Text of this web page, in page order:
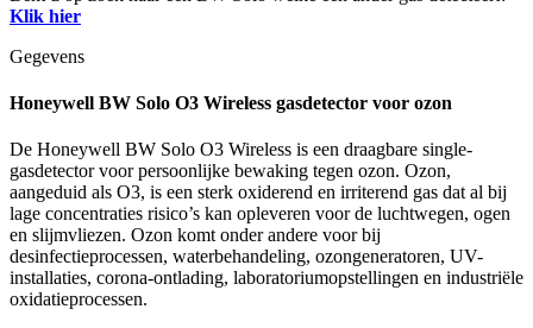
Klik hier
Gegevens
Honeywell BW Solo O3 Wireless gasdetector voor ozon
De Honeywell BW Solo O3 Wireless is een draagbare single-
gasdetector voor persoonlijke bewaking tegen ozon. Ozon,
aangeduid als O3, is een sterk oxiderend en irriterend gas dat al bij
lage concentraties risico’s kan opleveren voor de luchtwegen, ogen
en slijmvliezen. Ozon komt onder andere voor bij
desinfectieprocessen, waterbehandeling, ozongeneratoren, UV-
installaties, corona-ontlading, laboratoriumopstellingen en industriële
oxidatieprocessen.